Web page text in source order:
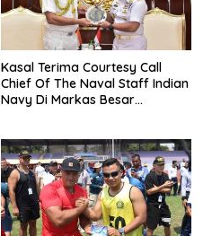
Kasal Terima Courtesy Call
Chief Of The Naval Staff Indian
Navy Di Markas Besar